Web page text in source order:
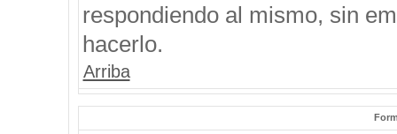
respondiendo al mismo, sin
hacerlo.
Arriba